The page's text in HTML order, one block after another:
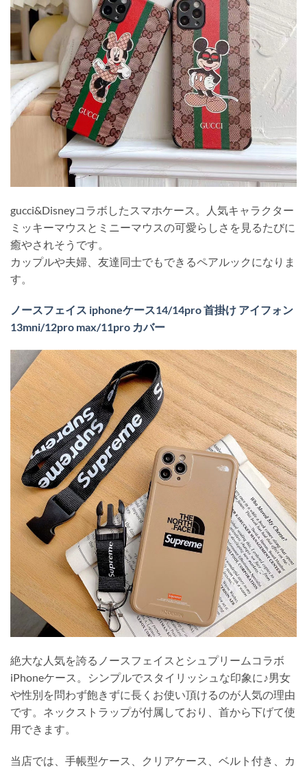
gucci&Disneyコラボしたスマホケース。人気キャラクター
ミッキーマウスとミニーマウスの可愛らしさを見るたびに
癒やされそうです。
カップルや夫婦、友達同士でもできるペアルックになりま
す。
ノースフェイス iphoneケース14/14pro 首掛け アイフォン
13mni/12pro max/11pro カバー
絶大な人気を誇るノースフェイスとシュプリームコラボ
iPhoneケース。シンプルでスタイリッシュな印象に♪男女
や性別を問わず飽きずに長くお使い頂けるのが人気の理由
です。ネックストラップが付属しており、首から下げて使
用できます。
当店では、手帳型ケース、クリアケース、ベルト付き、カ